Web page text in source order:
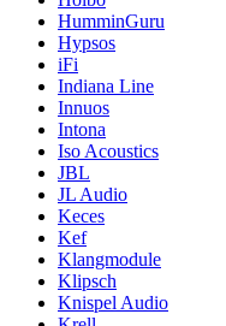
HumminGuru
Hypsos
iFi
Indiana Line
Innuos
Intona
Iso Acoustics
JBL
JL Audio
Keces
Kef
Klangmodule
Klipsch
Knispel Audio